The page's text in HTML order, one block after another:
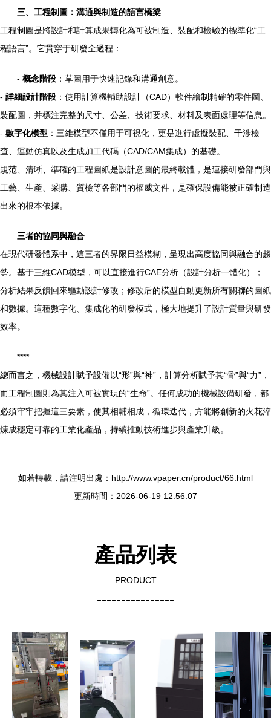
三、工程制圖：溝通與制造的語言橋梁
工程制圖是將設計和計算成果轉化為可被制造、裝配和檢驗的標準化“工
程語言”。它貫穿于研發全過程：
- 概念階段 ：草圖用于快速記錄和溝通創意。
- 詳細設計階段 ：使用計算機輔助設計（CAD）軟件繪制精確的零件圖、
裝配圖，并標注完整的尺寸、公差、技術要求、材料及表面處理等信息。
- 數字化模型 ：三維模型不僅用于可視化，更是進行虛擬裝配、干涉檢
查、運動仿真以及生成加工代碼（CAD/CAM集成）的基礎。
規范、清晰、準確的工程圖紙是設計意圖的最終載體，是連接研發部門與
工藝、生產、采購、質檢等各部門的權威文件，是確保設備能被正確制造
出來的根本依據。
三者的協同與融合
在現代研發體系中，這三者的界限日益模糊，呈現出高度協同與融合的趨
勢。基于三維CAD模型，可以直接進行CAE分析（設計分析一體化）；
分析結果反饋回來驅動設計修改；修改后的模型自動更新所有關聯的圖紙
和數據。這種數字化、集成化的研發模式，極大地提升了設計質量與研發
效率。
****
總而言之，機械設計賦予設備以“形”與“神”，計算分析賦予其“骨”與“力”，
而工程制圖則為其注入可被實現的“生命”。任何成功的機械設備研發，都
必須牢牢把握這三要素，使其相輔相成，循環迭代，方能將創新的火花淬
煉成穩定可靠的工業化產品，持續推動技術進步與產業升級。
如若轉載，請注明出處：http://www.vpaper.cn/product/66.html
更新時間：2026-06-19 12:56:07
產品列表
PRODUCT
----------------